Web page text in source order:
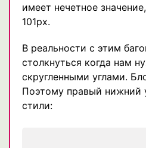
имеет нечетное
101px.
В реальности с этим
столкнуться когда нам
скругленными углами.
Поэтому правый нижний
стили: